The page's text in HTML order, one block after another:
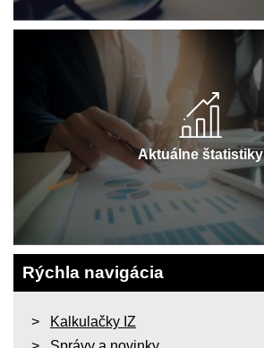
Aktuálne štatistiky
Rýchla navigácia
Kalkulačky IZ